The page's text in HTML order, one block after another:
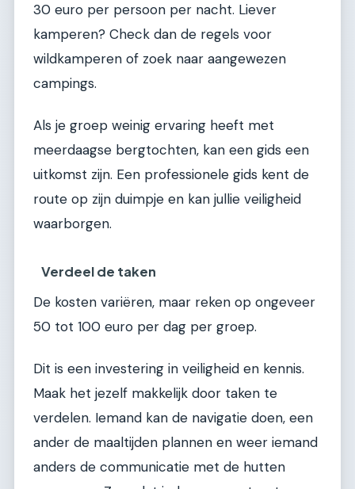
30 euro per persoon per nacht. Liever
kamperen? Check dan de regels voor
wildkamperen of zoek naar aangewezen
campings.
Als je groep weinig ervaring heeft met
meerdaagse bergtochten, kan een gids een
uitkomst zijn. Een professionele gids kent de
route op zijn duimpje en kan jullie veiligheid
waarborgen.
Verdeel de taken
De kosten variëren, maar reken op ongeveer
50 tot 100 euro per dag per groep.
Dit is een investering in veiligheid en kennis.
Maak het jezelf makkelijk door taken te
verdelen. Iemand kan de navigatie doen, een
ander de maaltijden plannen en weer iemand
anders de communicatie met de hutten